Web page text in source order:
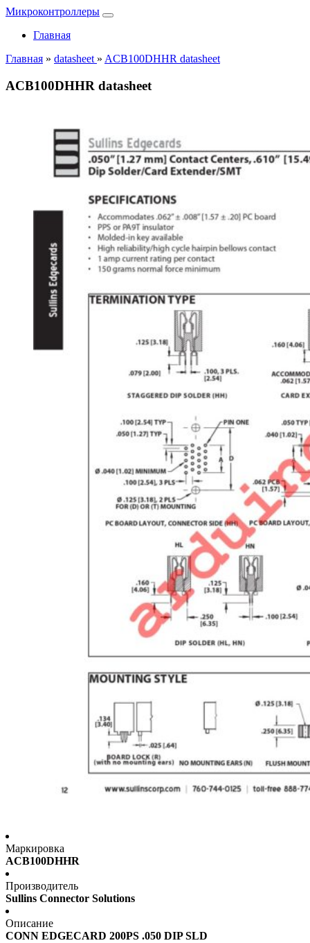
Микроконтроллеры
Главная
Главная » datasheet » ACB100DHHR datasheet
ACB100DHHR datasheet
Маркировка
ACB100DHHR
Производитель
Sullins Connector Solutions
Описание
CONN EDGECARD 200PS .050 DIP SLD